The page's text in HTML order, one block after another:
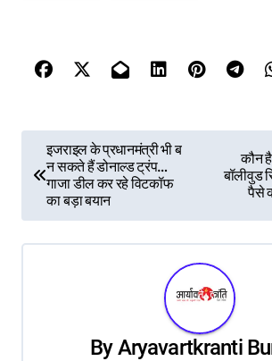
o
s
t
इजराइल के प्रधानमंत्री भी ब
न सकते हैं डोनाल्ड ट्रंप…
गाजा डील कर रहे विटकॉफ
का बड़ा बयान
कौन
बॉलीवुड
पैसे
ByAryavartkranti